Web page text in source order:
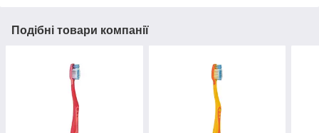
Подібні товари компанії